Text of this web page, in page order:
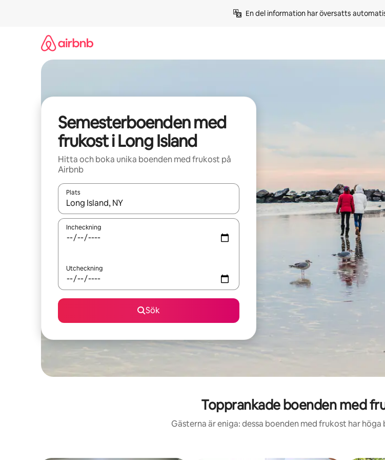
En del information har översatts
Semesterboenden med
frukost i Long Island
Hitta och boka unika boenden med frukost på
Airbnb
Plats
När resultaten är tillgängliga kan du navigera med upp- och nedåtpilarna eller utforska genom
Incheckning
Utcheckning
Sök
Topprankade boenden med
Gästerna är eniga: dessa boenden med frukost har